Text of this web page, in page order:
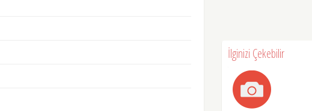
İlginizi Çekebilir